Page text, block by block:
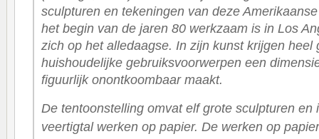
sculpturen en tekeningen van deze
het begin van de jaren 80 werkzaam is in Los
zich op het alledaagse. In zijn kunst krijgen heel
huishoudelijke gebruiksvoorwerpen een
figuurlijk onontkoombaar maakt.
De tentoonstelling omvat elf grote sculpturen en
veertigtal werken op papier. De werken op